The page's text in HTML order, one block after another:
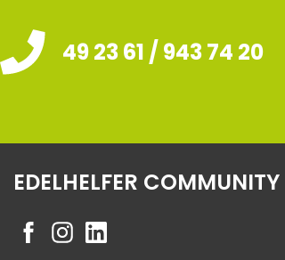
49 23 61 / 943 74 20
EDELHELFER COMMUNITY